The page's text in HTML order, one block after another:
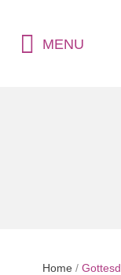
MENU
Home /